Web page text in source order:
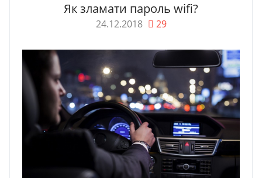
Як зламати пароль wifi?
24.12.2018 29